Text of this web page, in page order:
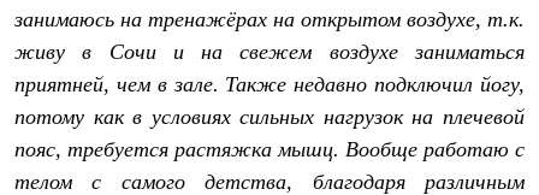
занимаюсь на тренажёрах на открытом воздухе, т.к.
живу в Сочи и на свежем воздухе заниматься
приятней, чем в зале. Также недавно подключил йогу,
потому как в условиях сильных нагрузок на плечевой
пояс, требуется растяжка мышц. Вообще работаю с
телом с самого детства, благодаря различным